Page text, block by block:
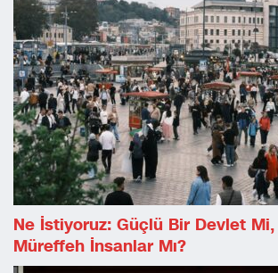
Ne İstiyoruz: Güçlü Bir Devlet Mi,
Müreffeh İnsanlar Mı?